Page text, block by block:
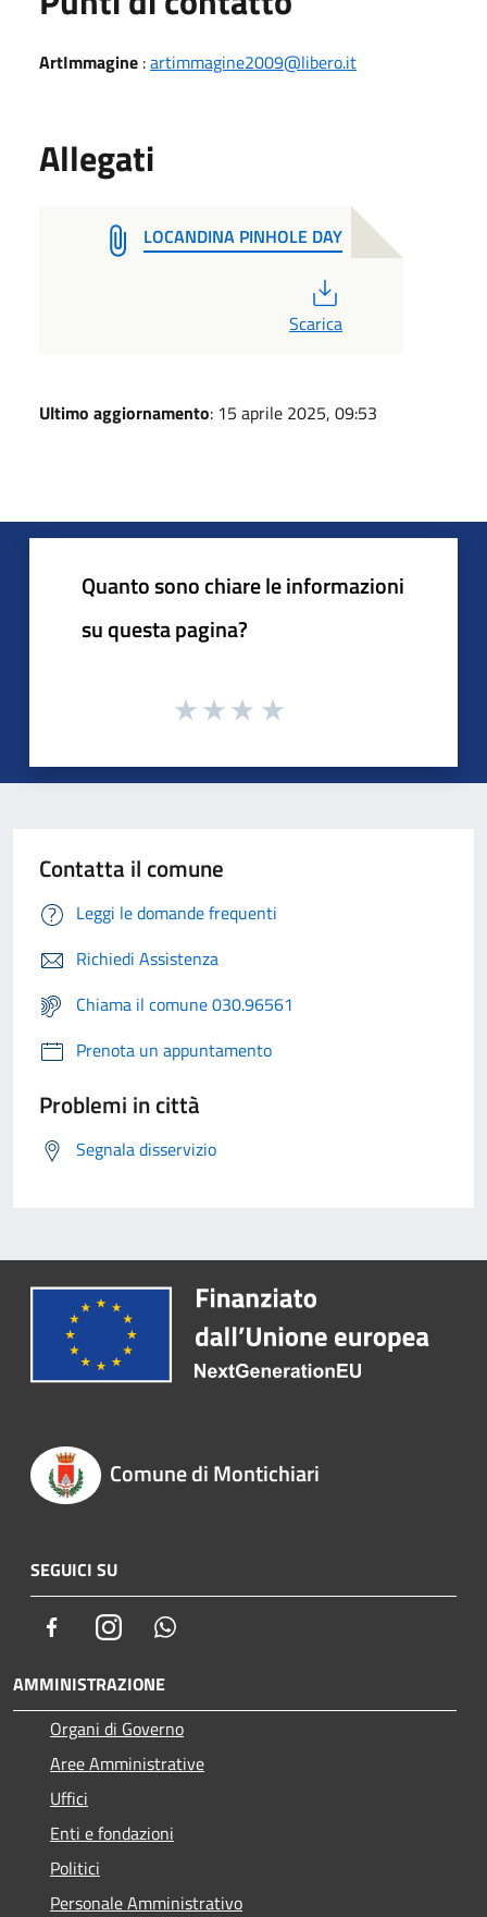
ArtImmagine :artimmagine2009@libero.it
Allegati
LOCANDINA PINHOLE DAY
Scarica
Ultimo aggiornamento: 15 aprile 2025, 09:53
Quanto sono chiare le informazioni
su questa pagina?
Contatta il comune
Leggi le domande frequenti
Richiedi Assistenza
Chiama il comune 030.96561
Prenota un appuntamento
Problemi in città
Segnala disservizio
Comune di Montichiari
SEGUICI SU
FacebookInstagram
AMMINISTRAZIONE
Organi di Governo
Aree Amministrative
Uffici
Enti e fondazioni
Politici
Personale Amministrativo